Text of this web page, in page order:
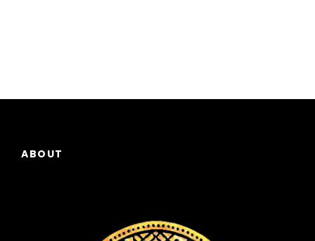
ABOUT